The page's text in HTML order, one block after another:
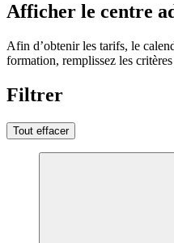
Afficher le centre
Afin d’obtenir les tarifs, le
formation, remplissez les
Filtrer
Tout effacer